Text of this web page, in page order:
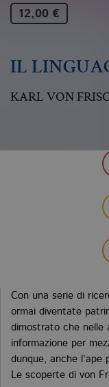
12,00 €
IL
KARL VON
Con una serie di
ormai diventate
dimostrato che nelle
informazione per
dunque, anche l’ape
Le scoperte di von